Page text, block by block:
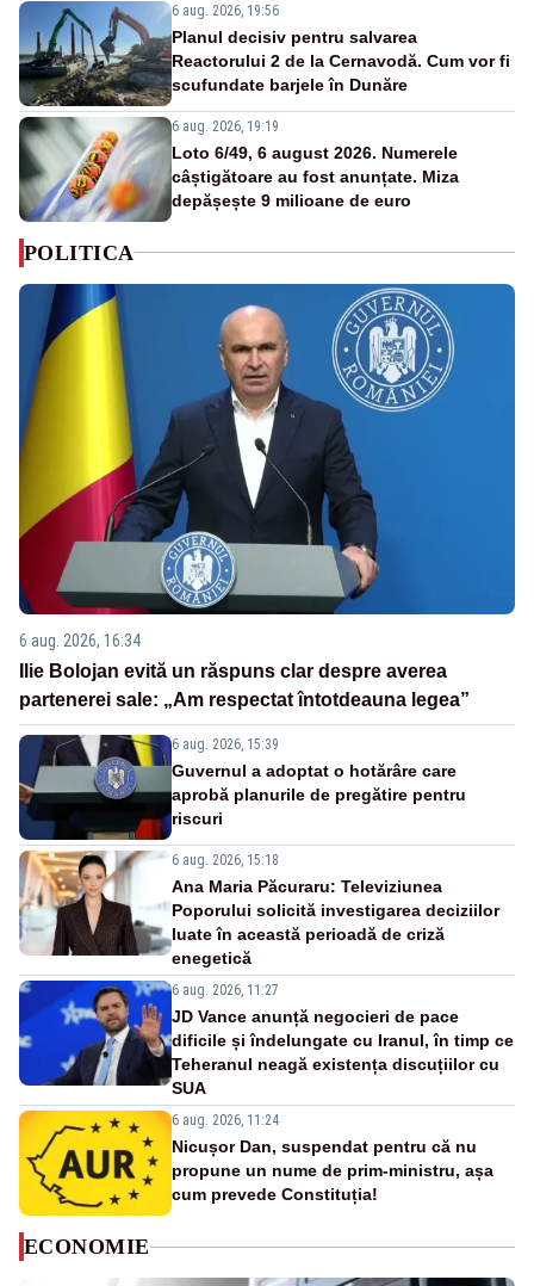
6 aug. 2026, 19:56
Planul decisiv pentru salvarea
Reactorului 2 de la Cernavodă. Cum vor fi
scufundate barjele în Dunăre
6 aug. 2026, 19:19
Loto 6/49, 6 august 2026. Numerele
câștigătoare au fost anunțate. Miza
depășește 9 milioane de euro
POLITICA
6 aug. 2026, 16:34
Ilie Bolojan evită un răspuns clar despre averea
partenerei sale: „Am respectat întotdeauna legea”
6 aug. 2026, 15:39
Guvernul a adoptat o hotărâre care
aprobă planurile de pregătire pentru
riscuri
6 aug. 2026, 15:18
Ana Maria Păcuraru: Televiziunea
Poporului solicită investigarea deciziilor
luate în această perioadă de criză
enegetică
6 aug. 2026, 11:27
JD Vance anunță negocieri de pace
dificile și îndelungate cu Iranul, în timp ce
Teheranul neagă existența discuțiilor cu
SUA
6 aug. 2026, 11:24
Nicușor Dan, suspendat pentru că nu
propune un nume de prim-ministru, așa
cum prevede Constituția!
ECONOMIE